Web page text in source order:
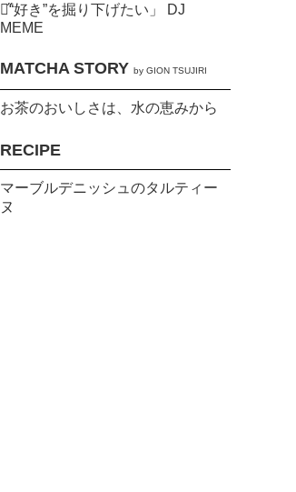
の̋“好き”を掘り下げたい」 DJ
MEME
MATCHA STORY by GION TSUJIRI
お茶のおいしさは、水の恵みから
RECIPE
マーブルデニッシュのタルティー
ヌ